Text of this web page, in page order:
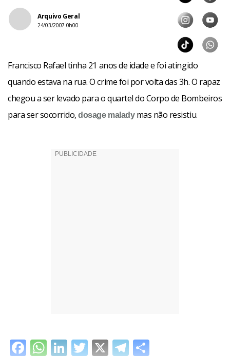
Arquivo Geral
24/03/2007 0h00
Francisco Rafael tinha 21 anos de idade e foi atingido
quando estava na rua. O crime foi por volta das 3h. O rapaz
chegou a ser levado para o quartel do Corpo de Bombeiros
para ser socorrido,dosage maladymas não resistiu.
Facebook
WhatsApp
LinkedIn
Twitter
X Telegram